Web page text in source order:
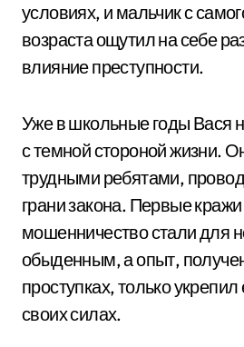
условиях, и мальчик с
возраста ощутил на себе
влияние преступности.
Уже в школьные годы Вася
с темной стороной жизни.
трудными ребятами,
грани закона. Первые
мошенничество стали для
обыденным, а опыт,
проступках, только укрепил
своих силах.